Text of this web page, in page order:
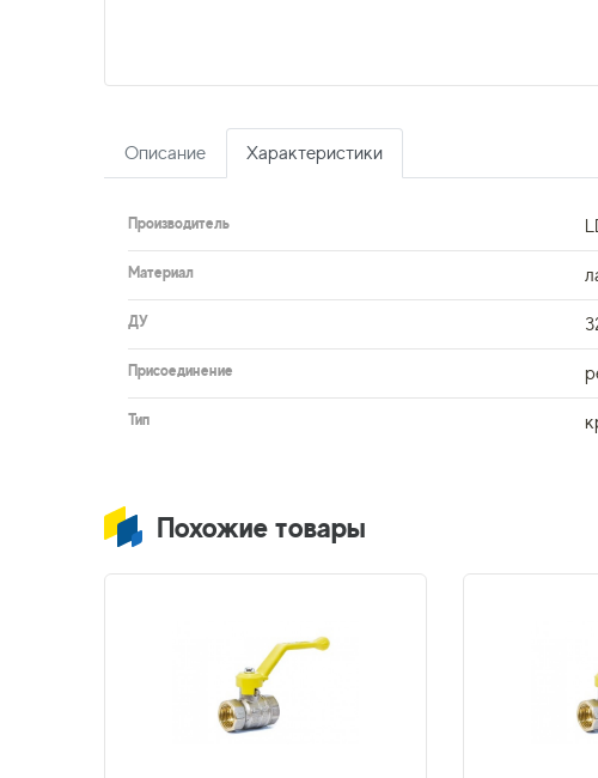
Описание Характеристики
Производитель
Материал
ДУ
Присоединение
Тип
Похожие товары